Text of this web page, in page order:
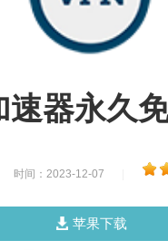
速器永久
时间：2023-12-07
苹果下载